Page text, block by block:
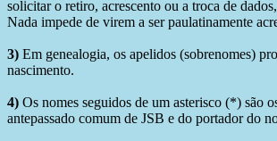
solicitar o retiro, acrescento ou a troca de
Nada impede de virem a ser paulatinamente
3) Em genealogia, os apelidos (sobrenomes)
nascimento.
4) Os nomes seguidos de um asterisco (*) são
antepassado comum de JSB e do portador do